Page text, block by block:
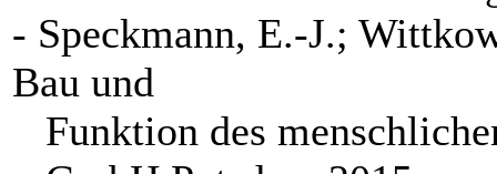
- Speckmann, E.-J.;
Bau und
Funktion des